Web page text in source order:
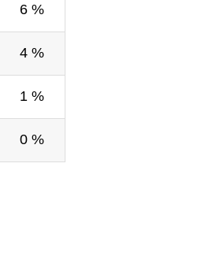
6 %
4 %
1 %
0 %